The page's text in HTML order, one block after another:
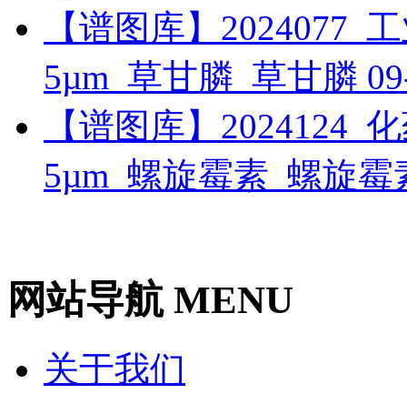
【谱图库】2024077_
5µm_草甘膦_草甘膦
【谱图库】2024124_
5µm_螺旋霉素_螺旋
网站导航 MENU
关于我们